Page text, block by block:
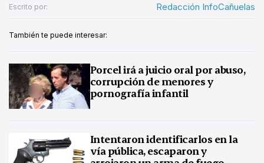
Escrito por: Redacción InfoCañuelas
También te puede interesar:
Porcel irá a juicio oral por abuso,
corrupción de menores y
pornografía infantil
Intentaron identificarlos en la
vía pública, escaparon y